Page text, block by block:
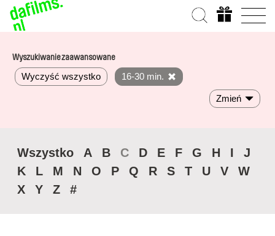
Wyszukiwanie zaawansowane
Wyczyść wszystko 16-30 min.
Zmień
Wszystko A B C D E F G H I
J
K
L M N O P Q R S T U V
W
X
Y Z #